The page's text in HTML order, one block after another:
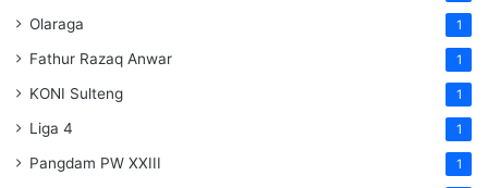
Olaraga 1
Fathur Razaq Anwar 1
KONI Sulteng 1
Liga 4 1
Pangdam PW XXIII 1